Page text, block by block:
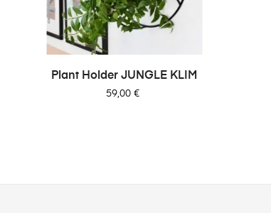
Plant Holder JUNGLE KLIM
Cena
59,00 €